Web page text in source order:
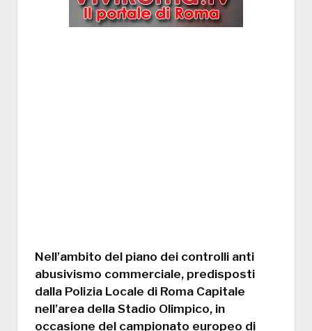
Nell’ambito del piano dei controlli anti
abusivismo commerciale, predisposti
dalla Polizia Locale di Roma Capitale
nell’area della Stadio Olimpico, in
occasione del campionato europeo di